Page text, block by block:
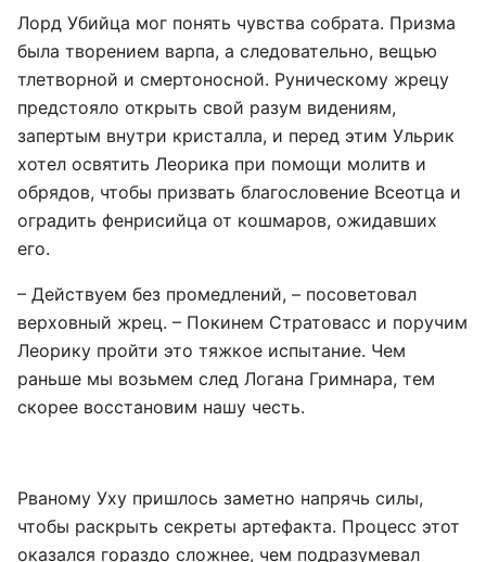
Лорд Убийца мог понять чувства собрата. Призма
была творением варпа, а следовательно, вещью
тлетворной и смертоносной. Руническому жрецу
предстояло открыть свой разум видениям,
запертым внутри кристалла, и перед этим Ульрик
хотел освятить Леорика при помощи молитв и
обрядов, чтобы призвать благословение Всеотца и
оградить фенрисийца от кошмаров, ожидавших
его.
– Действуем без промедлений, – посоветовал
верховный жрец. – Покинем Стратовасс и поручим
Леорику пройти это тяжкое испытание. Чем
раньше мы возьмем след Логана Гримнара, тем
скорее восстановим нашу честь.
Рваному Уху пришлось заметно напрячь силы,
чтобы раскрыть секреты артефакта. Процесс этот
оказался гораздо сложнее, чем подразумевал